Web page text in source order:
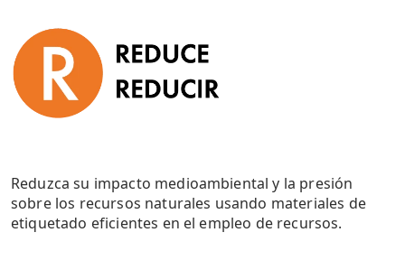
Reduzca su impacto medioambiental y la presión
sobre los recursos naturales usando materiales de
etiquetado eficientes en el empleo de recursos.